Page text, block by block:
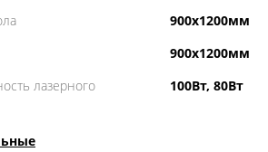
900х1200мм
900х1200мм
лазерного
100Вт, 80Вт